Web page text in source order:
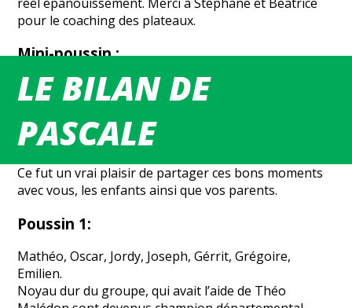
LE BILAN DE
PASCALE
pour le coaching des plateaux.
Mini-poussin :
Groupe constitué de joueurs expérimentés et de
quelques débutants accros au basket et déjà
demandeurs de matchs. Le groupe fut persévérant et
compétiteur, voilà la relève du club.. Bravo pour les
Ce fut un vrai plaisir de partager ces bons moments
avec vous, les enfants ainsi que vos parents.
Poussin 1:
Mathéo, Oscar, Jordy, Joseph, Gérrit, Grégoire,
Emilien.
Noyau dur du groupe, qui avait l’aide de Théo